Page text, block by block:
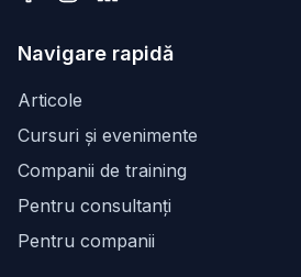
Navigare rapidă
Articole
Cursuri și evenimente
Companii de training
Pentru consultanți
Pentru companii